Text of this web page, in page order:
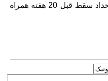
: انتقال جنین فریز رخداد حاملگی شیمیایی و حاملگی کلینیکی را افزایش می‌دهد و با کاهش در درصد رخداد سقط قبل 20 هفته همراه